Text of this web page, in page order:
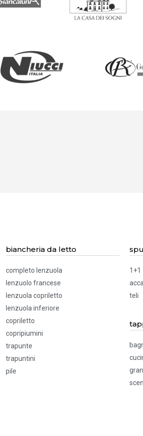
biancheria da letto
completo lenzuola
lenzuolo francese
lenzuola copriletto
lenzuola inferiore
copriletto
copripiumini
trapunte
trapuntini
pile
1+1
teli